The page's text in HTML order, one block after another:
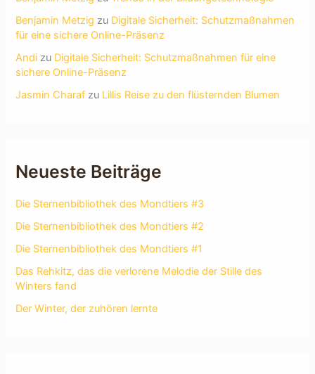
Benjamin Metzig zu Digitale Sicherheit: Schutzmaßnahmen
für eine sichere Online-Präsenz
Andi zu Digitale Sicherheit: Schutzmaßnahmen für eine
sichere Online-Präsenz
Jasmin Charaf zu Lillis Reise zu den flüsternden Blumen
Neueste Beiträge
Die Sternenbibliothek des Mondtiers #3
Die Sternenbibliothek des Mondtiers #2
Die Sternenbibliothek des Mondtiers #1
Das Rehkitz, das die verlorene Melodie der Stille des
Winters fand
Der Winter, der zuhören lernte